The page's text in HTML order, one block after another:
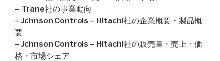
– Trane社の事業動向
– Johnson Controls – Hitachi社の企業概要・製品概
要
– Johnson Controls – Hitachi社の販売量・売上・価
格・市場シェア